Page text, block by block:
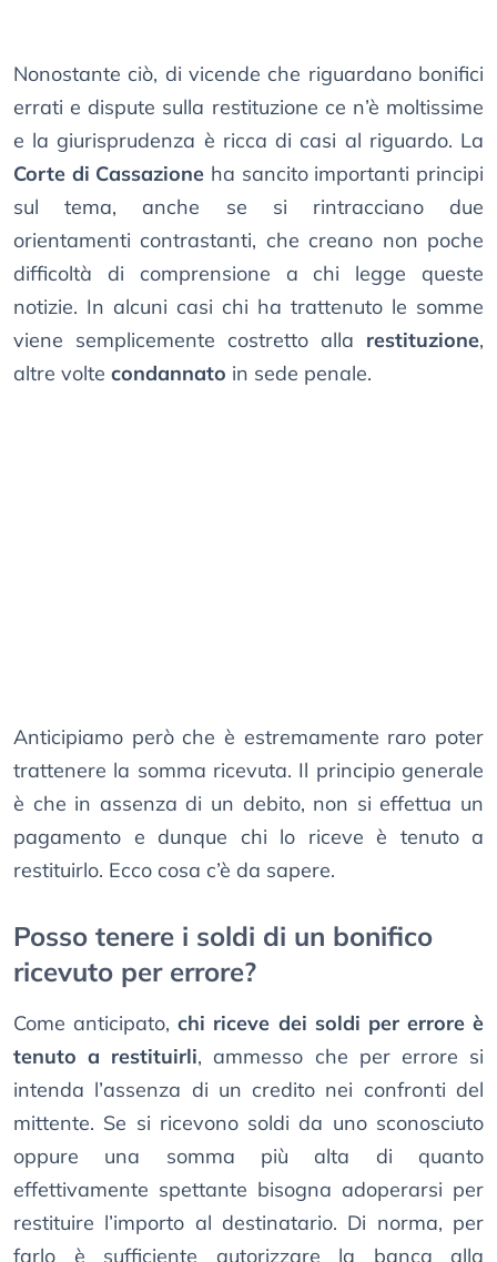
Nonostante ciò, di vicende che riguardano bonifici
errati e dispute sulla restituzione ce n’è moltissime
e la giurisprudenza è ricca di casi al riguardo. La
Corte di Cassazione ha sancito importanti principi
sul tema, anche se si rintracciano due
orientamenti contrastanti, che creano non poche
difficoltà di comprensione a chi legge queste
notizie. In alcuni casi chi ha trattenuto le somme
viene semplicemente costretto alla restituzione,
altre volte condannato in sede penale.
Anticipiamo però che è estremamente raro poter
trattenere la somma ricevuta. Il principio generale
è che in assenza di un debito, non si effettua un
pagamento e dunque chi lo riceve è tenuto a
restituirlo. Ecco cosa c’è da sapere.
Posso tenere i soldi di un bonifico
ricevuto per errore?
Come anticipato,chi riceve dei soldi per errore è
tenuto a restituirli, ammesso che per errore si
intenda l’assenza di un credito nei confronti del
mittente. Se si ricevono soldi da uno sconosciuto
oppure una somma più alta di quanto
effettivamente spettante bisogna adoperarsi per
restituire l’importo al destinatario. Di norma, per
farlo è sufficiente autorizzare la banca alla